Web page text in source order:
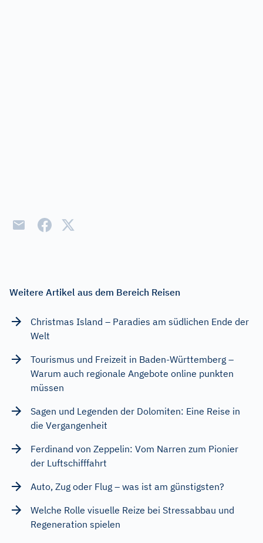
Weitere Artikel aus dem Bereich Reisen
Christmas Island – Paradies am südlichen Ende der
Welt
Tourismus und Freizeit in Baden-Württemberg –
Warum auch regionale Angebote online punkten
müssen
Sagen und Legenden der Dolomiten: Eine Reise in
die Vergangenheit
Ferdinand von Zeppelin: Vom Narren zum Pionier
der Luftschifffahrt
Auto, Zug oder Flug – was ist am günstigsten?
Welche Rolle visuelle Reize bei Stressabbau und
Regeneration spielen